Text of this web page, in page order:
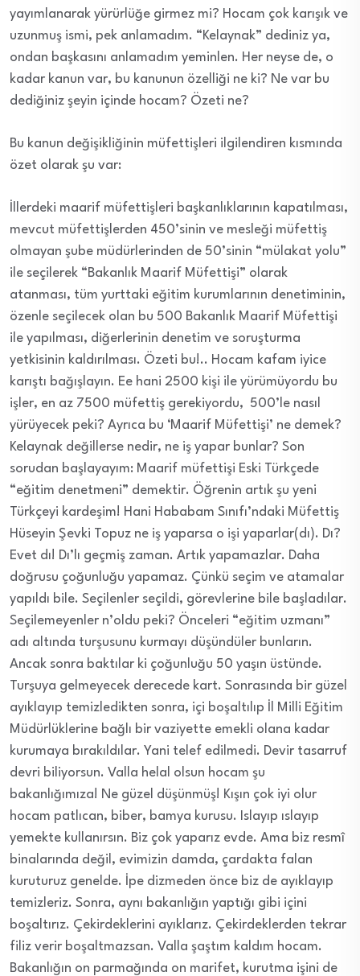
yayımlanarak yürürlüğe girmez mi? Hocam çok karışık ve
uzunmuş ismi, pek anlamadım. “Kelaynak” dediniz ya,
ondan başkasını anlamadım yeminlen. Her neyse de, o
kadar kanun var, bu kanunun özelliği ne ki? Ne var bu
dediğiniz şeyin içinde hocam? Özeti ne?
Bu kanun değişikliğinin müfettişleri ilgilendiren kısmında
özet olarak şu var:
İllerdeki maarif müfettişleri başkanlıklarının kapatılması,
mevcut müfettişlerden 450’sinin ve mesleği müfettiş
olmayan şube müdürlerinden de 50’sinin “mülakat yolu”
ile seçilerek “Bakanlık Maarif Müfettişi” olarak
atanması, tüm yurttaki eğitim kurumlarının denetiminin,
özenle seçilecek olan bu 500 Bakanlık Maarif Müfettişi
ile yapılması, diğerlerinin denetim ve soruşturma
yetkisinin kaldırılması. Özeti bu!.. Hocam kafam iyice
karıştı bağışlayın. Ee hani 2500 kişi ile yürümüyordu bu
işler, en az 7500 müfettiş gerekiyordu, 500’le nasıl
yürüyecek peki? Ayrıca bu ‘Maarif Müfettişi’ ne demek?
Kelaynak değillerse nedir, ne iş yapar bunlar? Son
sorudan başlayayım: Maarif müfettişi Eski Türkçede
“eğitim denetmeni” demektir. Öğrenin artık şu yeni
Türkçeyi kardeşim! Hani Hababam Sınıfı’ndaki Müfettiş
Hüseyin Şevki Topuz ne iş yaparsa o işi yaparlar(dı). Dı?
Evet dı! Dı’lı geçmiş zaman. Artık yapamazlar. Daha
doğrusu çoğunluğu yapamaz. Çünkü seçim ve atamalar
yapıldı bile. Seçilenler seçildi, görevlerine bile başladılar.
Seçilemeyenler n’oldu peki? Önceleri “eğitim uzmanı”
adı altında turşusunu kurmayı düşündüler bunların.
Ancak sonra baktılar ki çoğunluğu 50 yaşın üstünde.
Turşuya gelmeyecek derecede kart. Sonrasında bir güzel
ayıklayıp temizledikten sonra, içi boşaltılıp İl Milli Eğitim
Müdürlüklerine bağlı bir vaziyette emekli olana kadar
kurumaya bırakıldılar. Yani telef edilmedi. Devir tasarruf
devri biliyorsun. Valla helal olsun hocam şu
bakanlığımıza! Ne güzel düşünmüş! Kışın çok iyi olur
hocam patlıcan, biber, bamya kurusu. Islayıp ıslayıp
yemekte kullanırsın. Biz çok yaparız evde. Ama biz resmî
binalarında değil, evimizin damda, çardakta falan
kuruturuz genelde. İpe dizmeden önce biz de ayıklayıp
temizleriz. Sonra, aynı bakanlığın yaptığı gibi içini
boşaltırız. Çekirdeklerini ayıklarız. Çekirdeklerden tekrar
filiz verir boşaltmazsan. Valla şaştım kaldım hocam.
Bakanlığın on parmağında on marifet, kurutma işini de